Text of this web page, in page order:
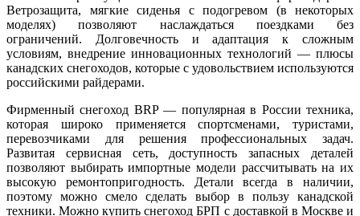
Ветрозащита, мягкие сиденья с подогревом (в некоторых
моделях) позволяют наслаждаться поездками без
ограничений. Долговечность и адаптация к сложным
условиям, внедрение инновационных технологий — плюсы
канадских снегоходов, которые с удовольствием используются
российскими райдерами.
Фирменный снегоход BRP — популярная в России техника,
которая широко применяется спортсменами, туристами,
перевозчиками для решения профессиональных задач.
Развитая сервисная сеть, доступность запасных деталей
позволяют выбирать импортные модели рассчитывать на их
высокую ремонтопригодность. Детали всегда в наличии,
поэтому можно смело сделать выбор в пользу канадской
техники. Можно купить снегоход БРП с доставкой в Москве и